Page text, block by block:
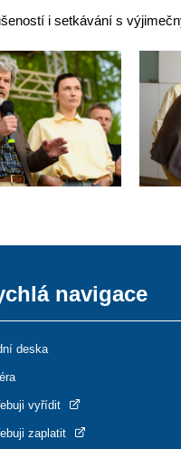
i setkávání s
navigace
deska
vyřídit
zaplatit